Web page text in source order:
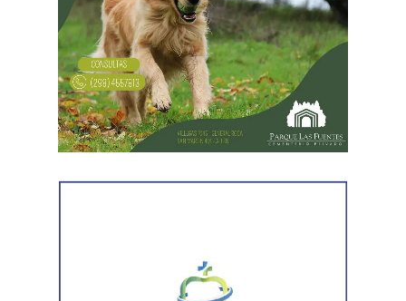
y salarios más bajos», dijo el secretario general de ATE,
Rodolfo Aguiar, al iniciar la exposición por parte del
FreSU, que solicitó la audiencia junto con el Centro de
Estudios Legales y Sociales (CELS) y el Sindicato de
Prensa de Buenos Aires (SiPreBA). Participaron también
representantes de la Asociación de Abogados
Laboralistas, Mariana Amartino y Matías Cremonte, y el
Trabajo (ANJUT), Juan Orsini.
muerta. Con esta reforma, estamos frente a un régimen de
compraventa de la fuerza de trabajo. En la Argentina,